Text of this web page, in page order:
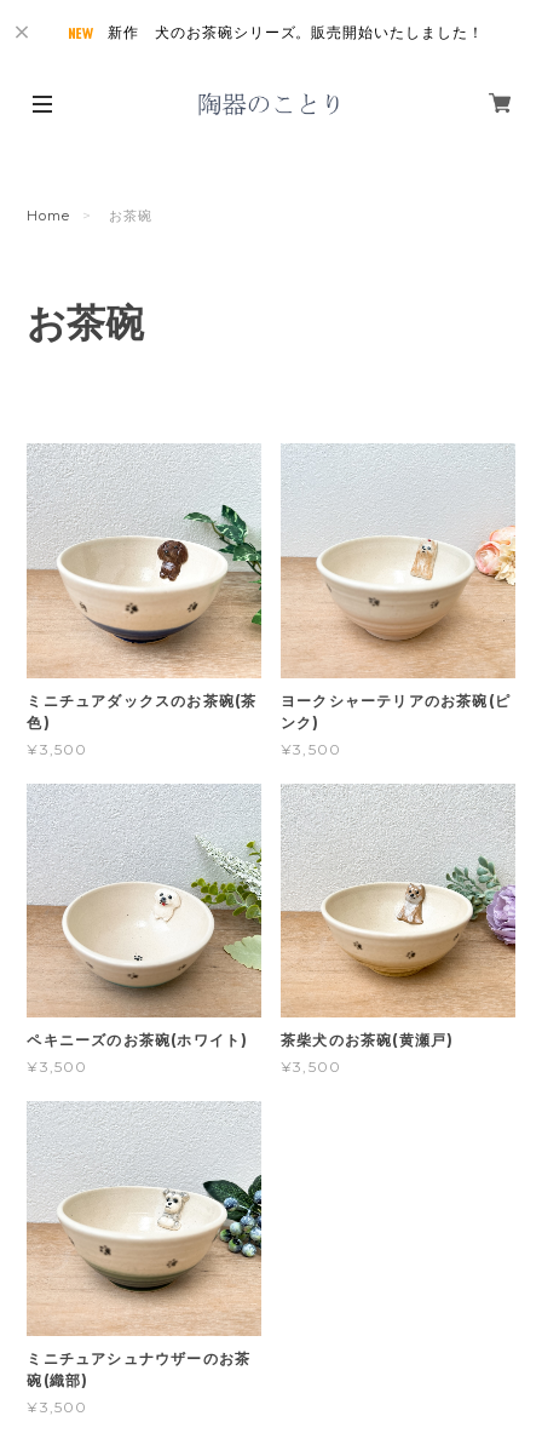
新作 犬のお茶碗シリーズ。販売開始いたしました！
Home お茶碗
お茶碗
ミニチュアダックスのお茶碗(茶
色)
¥3,500
ヨークシャーテリアのお茶碗(ピ
ンク)
¥3,500
ペキニーズのお茶碗(ホワイト)
¥3,500
茶柴犬のお茶碗(黄瀬戸)
¥3,500
ミニチュアシュナウザーのお茶
碗(織部)
¥3,500